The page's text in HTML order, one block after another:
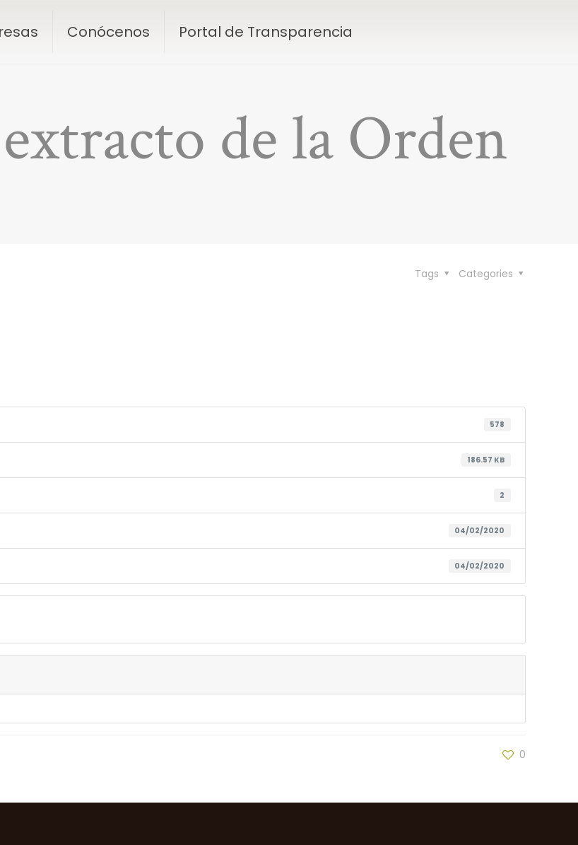
Conócenos Portal de Transparencia
de la Orden
Categories
Tags
578
186.57 KB
2
04/02/2020
04/02/2020
0